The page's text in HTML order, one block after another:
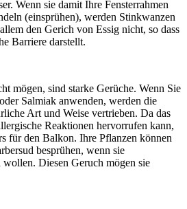
Wenn sie damit Ihre Fensterrahmen
(einsprühen), werden Stinkwanzen
den Gerich von Essig nicht, so dass
Barriere darstellt.
mögen, sind starke Gerüche. Wenn Sie
Salmiak anwenden, werden die
Art und Weise vertrieben. Da das
Reaktionen hervorrufen kann,
für den Balkon. Ihre Pflanzen können
besprühen, wenn sie
wollen. Diesen Geruch mögen sie